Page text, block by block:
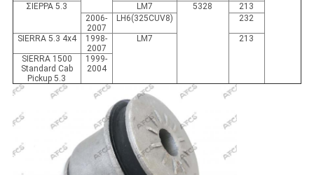
ΣΙΕΡΡΑ 5.3
LM7 5328
213
2006-
2007
LH6(325CUV8) 232
SIERRA 5.3 4x4
1998-
2007
LM7 213
SIERRA 1500
Standard Cab
Pickup 5.3
1999-
2004